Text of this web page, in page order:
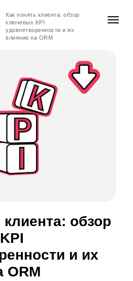
Как понять клиента: обзор
ключевых KPI
удовлетворенности и их
влияние на ORM
клиента: обзор
и их
ORM